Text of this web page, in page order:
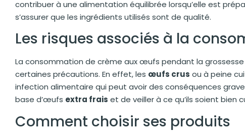
contribuer à une alimentation équilibrée lorsqu’elle est
s’assurer que les ingrédients utilisés sont de qualité.
Les risques associés à la
La consommation de crème aux œufs pendant la
certaines précautions. En effet, les œufs crus ou à peine
infection alimentaire qui peut avoir des conséquences
base d’œufs extra frais et de veiller à ce qu’ils soient bien
Comment choisir ses produits